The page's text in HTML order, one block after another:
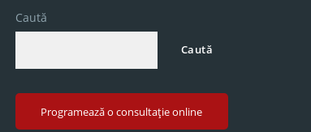
Caută
Caută
Programează o consultație online